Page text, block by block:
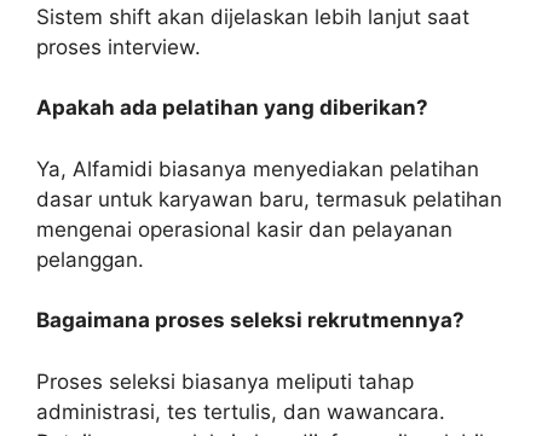
Sistem shift akan dijelaskan lebih lanjut saat
proses interview.
Apakah ada pelatihan yang diberikan?
Ya, Alfamidi biasanya menyediakan pelatihan
dasar untuk karyawan baru, termasuk pelatihan
mengenai operasional kasir dan pelayanan
pelanggan.
Bagaimana proses seleksi rekrutmennya?
Proses seleksi biasanya meliputi tahap
administrasi, tes tertulis, dan wawancara.